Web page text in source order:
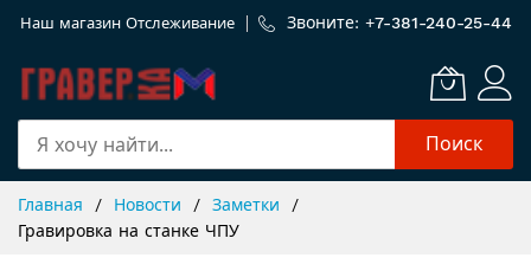
Наш магазин Отслеживание Звоните: +7-381-240-25-44
Поиск
Content
Главная Новости
Заметки
Гравировка на станке ЧПУ